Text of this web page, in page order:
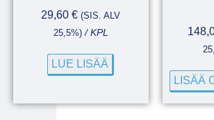
29,60€ (SIS. ALV
25,5%)/ KPL
LUE LISÄÄ
LISÄÄ